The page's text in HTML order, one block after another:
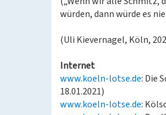
würden, dann würde es
(Uli Kievernagel, Köln,
Internet
www.koeln-lotse.de: Die
18.01.2021)
www.koeln-lotse.de: